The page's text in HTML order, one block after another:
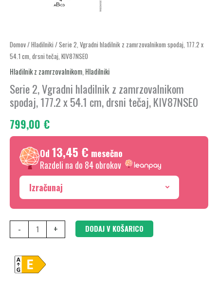
Domov/Hladilniki / Serie 2, Vgradni hladilnik z zamrzovalnikom spodaj, 177.2 x
54.1 cm, drsni tečaj, KIV87NSE0
Hladilnik z zamrzovalnikom, Hladilniki
Serie 2, Vgradni hladilnik z zamrzovalnikom
spodaj, 177.2 x 54.1 cm, drsni tečaj, KIV87NSE0
799,00 €
Od 13,45 € mesečno
Razdeli na do 84 obrokov
Izračunaj
-
Serie
2,
Vgradni
hladilnik
z
zamrzovalnikom
spodaj,
177.2
54.1
tečaj,
količina
+ DODAJ V KOŠARICO